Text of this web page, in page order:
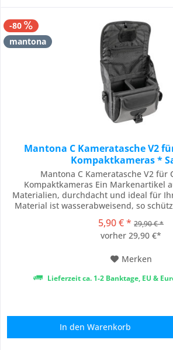
-80
mantona
Mantona C Kameratasche V2
Kompaktkameras *
Mantona C Kameratasche V2 für
Kompaktkameras Ein Markenartikel
Materialien, durchdacht und ideal für
Material ist wasserabweisend, so
handliche Umhängetasche (durch
Gurt, am Gürtel zu tragen), wertig,
5,90 € * 29,90 € *
vorher 29,90 €*
Merken
Lieferzeit ca. 1-2 Banktage, EU &
In den Warenkorb